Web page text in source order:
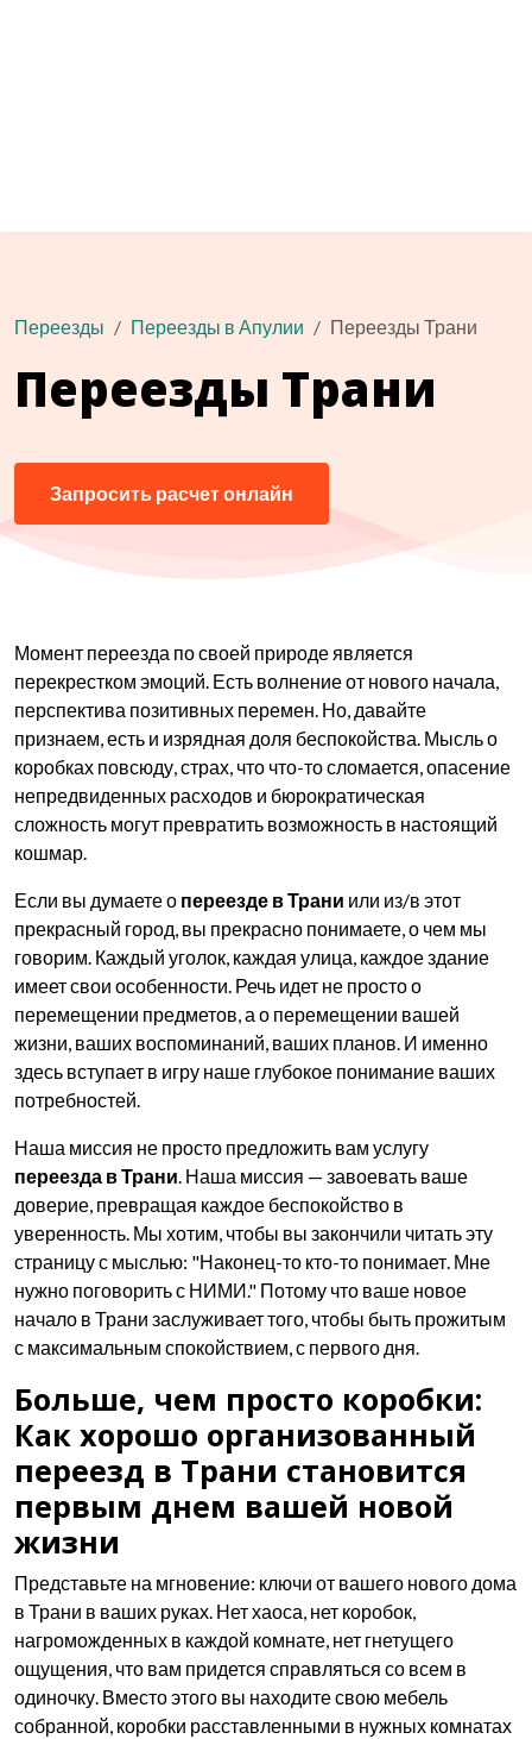
Переезды Переезды в Апулии Переезды Трани
Переезды Трани
Запросить расчет онлайн
Момент переезда по своей природе является
перекрестком эмоций. Есть волнение от нового начала,
перспектива позитивных перемен. Но, давайте
признаем, есть и изрядная доля беспокойства. Мысль о
коробках повсюду, страх, что что-то сломается, опасение
непредвиденных расходов и бюрократическая
сложность могут превратить возможность в настоящий
кошмар.
Если вы думаете о переезде в Трани или из/в этот
прекрасный город, вы прекрасно понимаете, о чем мы
говорим. Каждый уголок, каждая улица, каждое здание
имеет свои особенности. Речь идет не просто о
перемещении предметов, а о перемещении вашей
жизни, ваших воспоминаний, ваших планов. И именно
здесь вступает в игру наше глубокое понимание ваших
потребностей.
Наша миссия не просто предложить вам услугу
переезда в Трани. Наша миссия — завоевать ваше
доверие, превращая каждое беспокойство в
уверенность. Мы хотим, чтобы вы закончили читать эту
страницу с мыслью: "Наконец-то кто-то понимает. Мне
нужно поговорить с НИМИ." Потому что ваше новое
начало в Трани заслуживает того, чтобы быть прожитым
с максимальным спокойствием, с первого дня.
Больше, чем просто коробки:
Как хорошо организованный
переезд в Трани становится
первым днем вашей новой
жизни
Представьте на мгновение: ключи от вашего нового дома
в Трани в ваших руках. Нет хаоса, нет коробок,
нагроможденных в каждой комнате, нет гнетущего
ощущения, что вам придется справляться со всем в
одиночку. Вместо этого вы находите свою мебель
собранной, коробки расставленными в нужных комнатах